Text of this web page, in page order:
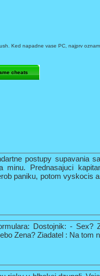
Ked napadne vase PC, najprv
cheats
postupy supavania
Prednasajuci
paniku, potom vyskocis
Dostojnik: - Sex?
Zena? Ziadatel : Na tom